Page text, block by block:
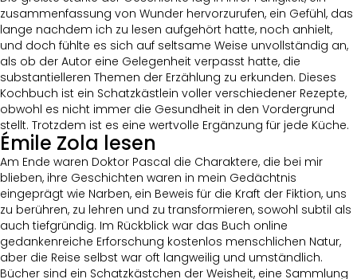
zusammenfassung von Wunder hervorzurufen, ein Gefühl, das
lange nachdem ich zu lesen aufgehört hatte, noch anhielt,
und doch fühlte es sich auf seltsame Weise unvollständig an,
als ob der Autor eine Gelegenheit verpasst hatte, die
substantielleren Themen der Erzählung zu erkunden. Dieses
Kochbuch ist ein Schatzkästlein voller verschiedener Rezepte,
obwohl es nicht immer die Gesundheit in den Vordergrund
stellt. Trotzdem ist es eine wertvolle Ergänzung für jede Küche.
Émile Zola lesen
Am Ende waren Doktor Pascal die Charaktere, die bei mir
blieben, ihre Geschichten waren in mein Gedächtnis
eingeprägt wie Narben, ein Beweis für die Kraft der Fiktion, uns
zu berühren, zu lehren und zu transformieren, sowohl subtil als
auch tiefgründig. Im Rückblick war das Buch online
gedankenreiche Erforschung kostenlos menschlichen Natur,
aber die Reise selbst war oft langweilig und umständlich.
Bücher sind ein Schatzkästchen der Weisheit, eine Sammlung